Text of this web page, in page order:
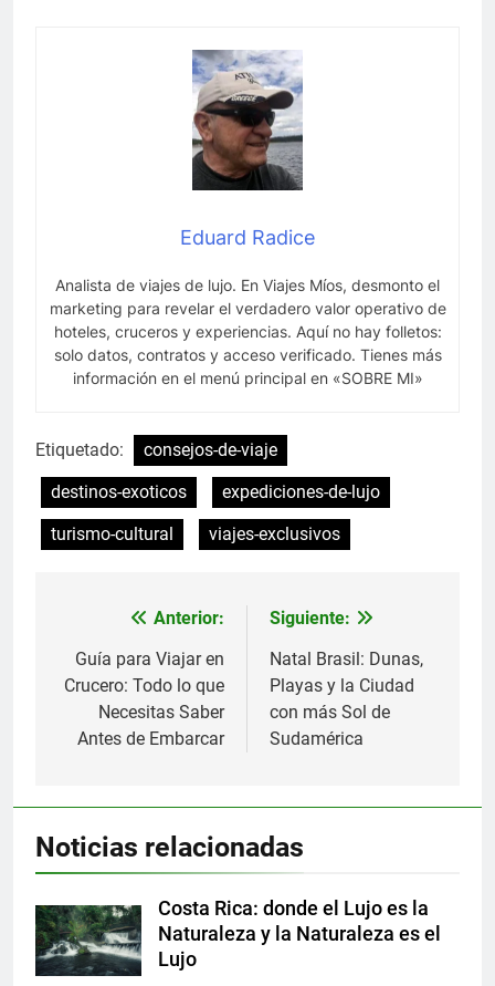
Eduard Radice
Analista de viajes de lujo. En Viajes Míos, desmonto el
marketing para revelar el verdadero valor operativo de
hoteles, cruceros y experiencias. Aquí no hay folletos:
solo datos, contratos y acceso verificado. Tienes más
información en el menú principal en «SOBRE MI»
Etiquetado:
consejos-de-viaje
destinos-exoticos
expediciones-de-lujo
turismo-cultural
viajes-exclusivos
Navegación
de
entradas
Anterior:
Guía para Viajar en
Crucero: Todo lo que
Necesitas Saber
Antes de Embarcar
Siguiente:
Natal Brasil: Dunas,
Playas y la Ciudad
con más Sol de
Sudamérica
Noticias relacionadas
Costa Rica: donde el Lujo es la
Naturaleza y la Naturaleza es el
Lujo